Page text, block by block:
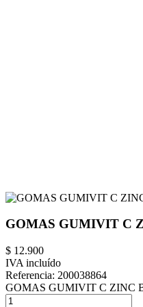
GOMAS GUMIVIT C
$ 12.900
IVA incluído
Referencia: 200038864
GOMAS GUMIVIT C ZINC